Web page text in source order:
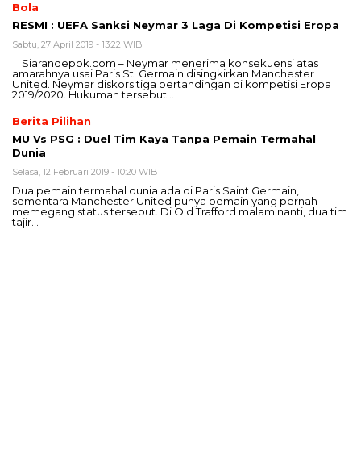
Bola
RESMI : UEFA Sanksi Neymar 3 Laga Di Kompetisi Eropa
Sabtu, 27 April 2019 - 13:22 WIB
Siarandepok.com – Neymar menerima konsekuensi atas
amarahnya usai Paris St. Germain disingkirkan Manchester
United. Neymar diskors tiga pertandingan di kompetisi Eropa
2019/2020. Hukuman tersebut…
Berita Pilihan
MU Vs PSG : Duel Tim Kaya Tanpa Pemain Termahal
Dunia
Selasa, 12 Februari 2019 - 10:20 WIB
Dua pemain termahal dunia ada di Paris Saint Germain,
sementara Manchester United punya pemain yang pernah
memegang status tersebut. Di Old Trafford malam nanti, dua tim
tajir…